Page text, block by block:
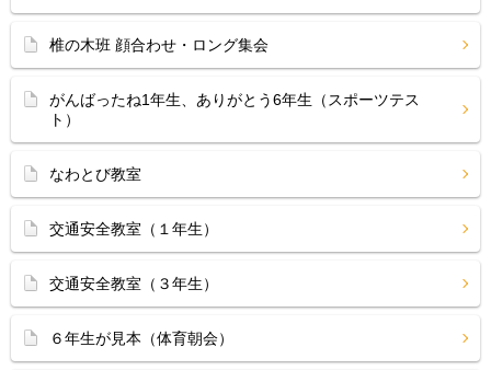
椎の木班 顔合わせ・ロング集会
がんばったね1年生、ありがとう6年生（スポーツテス
ト）
なわとび教室
交通安全教室（１年生）
交通安全教室（３年生）
６年生が見本（体育朝会）